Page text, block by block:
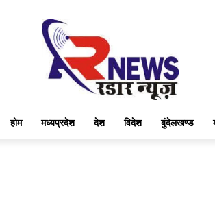
होम मध्यप्रदेश देश विदेश बुंदेलखण्ड